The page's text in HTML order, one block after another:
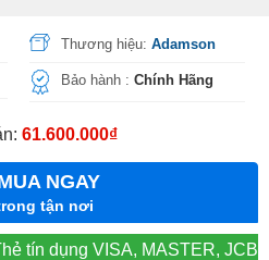
Thương hiệu:Adamson
Bảo hành :Chính Hãng
61.600.000₫
NGAY
tận nơi
tín dụng VISA, MASTER, JCB